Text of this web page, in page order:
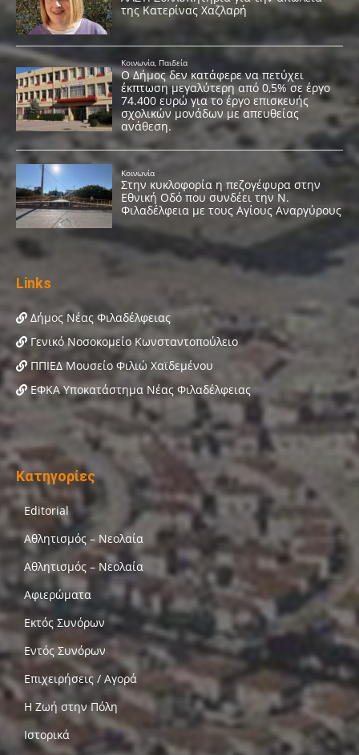
Links
Δήμος Νέας Φιλαδέλφειας
Γενικό Νοσοκομείο Κωνσταντοπούλειο
ΠΠΙΕΔ Μουσείο Φιλιώ Χαϊδεμένου
ΕΦΚΑ Υποκατάστημα Νέας Φιλαδέλφειας
Κατηγορίες
Editorial
Αθλητισμός – Νεολαία
Αθλητισμός – Νεολαία
Αφιερώματα
Εκτός Συνόρων
Εντός Συνόρων
Επιχειρήσεις / Αγορά
Η Ζωή στην Πόλη
Ιστορικά